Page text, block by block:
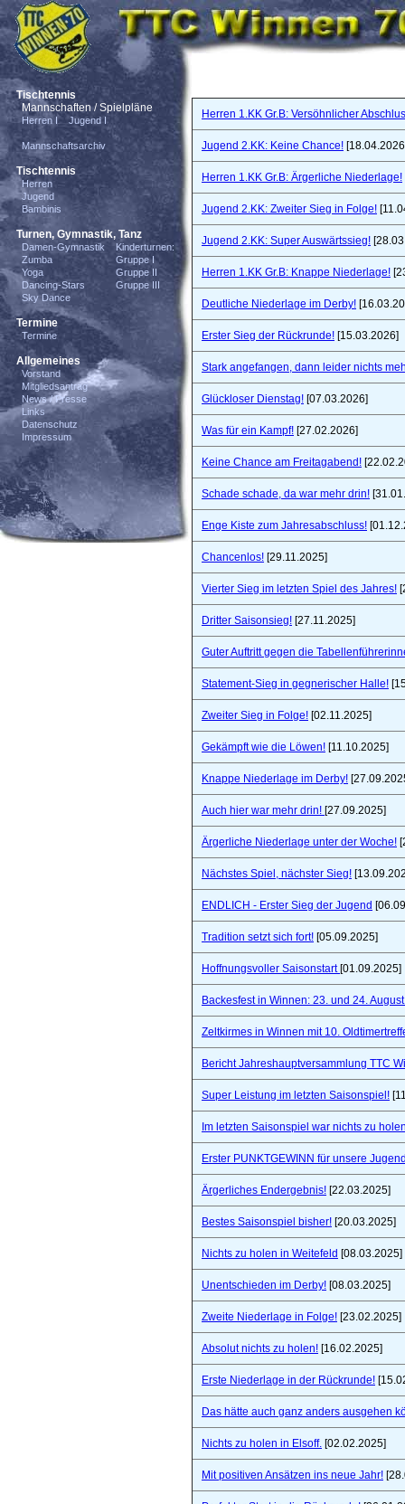
Tischtennis
Mannschaften / Spielpläne
Herren I Jugend I
Mannschaftsarchiv
Tischtennis
Herren
Jugend
Bambinis
Turnen, Gymnastik, Tanz
Damen-Gymnastik
Zumba
Yoga
Dancing-Stars
Sky Dance
Kinderturnen:
Gruppe I
Gruppe II
Gruppe III
Termine
Termine
Allgemeines
Vorstand
Mitgliedsantrag
News / Presse
Links
Datenschutz
Impressum
Herren 1.KK Gr.B: Versöhnlicher
Jugend 2.KK: Keine Chance!
Herren 1.KK Gr.B: Ärgerliche Niederlage!
Jugend 2.KK: Zweiter Sieg in Folge!
Jugend 2.KK: Super Auswärtssieg!
Herren 1.KK Gr.B: Knappe Niederlage!
Deutliche Niederlage im Derby!
Erster Sieg der Rückrunde! [15.03.2026]
Stark angefangen, dann leider nichts
Glückloser Dienstag! [07.03.2026]
Was für ein Kampf! [27.02.2026]
Keine Chance am Freitagabend!
Schade schade, da war mehr drin!
Enge Kiste zum Jahresabschluss!
Chancenlos! [29.11.2025]
Vierter Sieg im letzten Spiel des Jahres!
Dritter Saisonsieg! [27.11.2025]
Guter Auftritt gegen die
Statement-Sieg in gegnerischer Halle!
Zweiter Sieg in Folge! [02.11.2025]
Gekämpft wie die Löwen! [11.10.2025]
Knappe Niederlage im Derby!
Auch hier war mehr drin! [27.09.2025]
Ärgerliche Niederlage unter der Woche!
Nächstes Spiel, nächster Sieg!
ENDLICH - Erster Sieg der Jugend
Tradition setzt sich fort! [05.09.2025]
Hoffnungsvoller Saisonstart [01.09.2025]
Backesfest in Winnen: 23. und 24.
Zeltkirmes in Winnen mit 10.
Bericht Jahreshauptversammlung TTC
Super Leistung im letzten Saisonspiel!
Im letzten Saisonspiel war nichts zu
Erster PUNKTGEWINN für unsere
Ärgerliches Endergebnis! [22.03.2025]
Bestes Saisonspiel bisher! [20.03.2025]
Nichts zu holen in Weitefeld [08.03.2025]
Unentschieden im Derby! [08.03.2025]
Zweite Niederlage in Folge! [23.02.2025]
Absolut nichts zu holen! [16.02.2025]
Erste Niederlage in der Rückrunde!
Das hätte auch ganz anders ausgehen
Nichts zu holen in Elsoff. [02.02.2025]
Mit positiven Ansätzen ins neue Jahr!